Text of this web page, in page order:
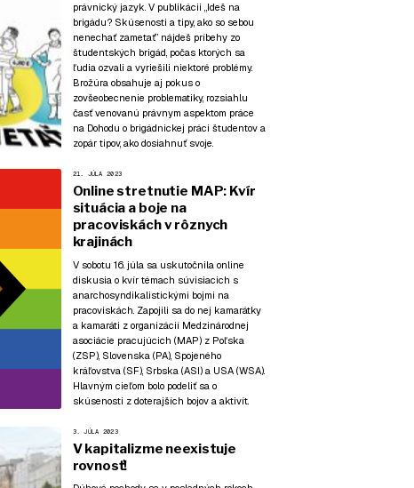
právnický jazyk. V publikácii „Ideš na
brigádu? Skúsenosti a tipy, ako so sebou
nenechať zametať” nájdeš príbehy zo
študentských brigád, počas ktorých sa
ľudia ozvali a vyriešili niektoré problémy.
Brožúra obsahuje aj pokus o
zovšeobecnenie problematiky, rozsiahlu
časť venovanú právnym aspektom práce
na Dohodu o brigádnickej práci študentov a
zopár tipov, ako dosiahnuť svoje.
21. JÚLA 2023
Online stretnutie MAP: Kvír
situácia a boje na
pracoviskách v rôznych
krajinách
V sobotu 16. júla sa uskutočnila online
diskusia o kvír témach súvisiacich s
anarchosyndikalistickými bojmi na
pracoviskách. Zapojili sa do nej kamarátky
a kamaráti z organizácií Medzinárodnej
asociácie pracujúcich (MAP) z Poľska
(ZSP), Slovenska (PA), Spojeného
kráľovstva (SF), Srbska (ASI) a USA (WSA).
Hlavným cieľom bolo podeliť sa o
skúsenosti z doterajších bojov a aktivít.
3. JÚLA 2023
V kapitalizme neexistuje
rovnosť!